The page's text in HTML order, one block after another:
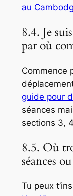
au
8.4. Je
par où
Commence
guide pour
séances
sections 3,
8.5. Où
séances
Tu peux